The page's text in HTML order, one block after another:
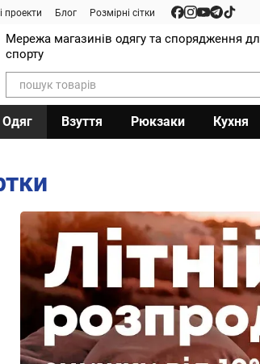
проекти Блог Розмірні сітки
Мережа магазинів одягу та спорядження
спорту
Одяг Взуття Рюкзаки Кухня